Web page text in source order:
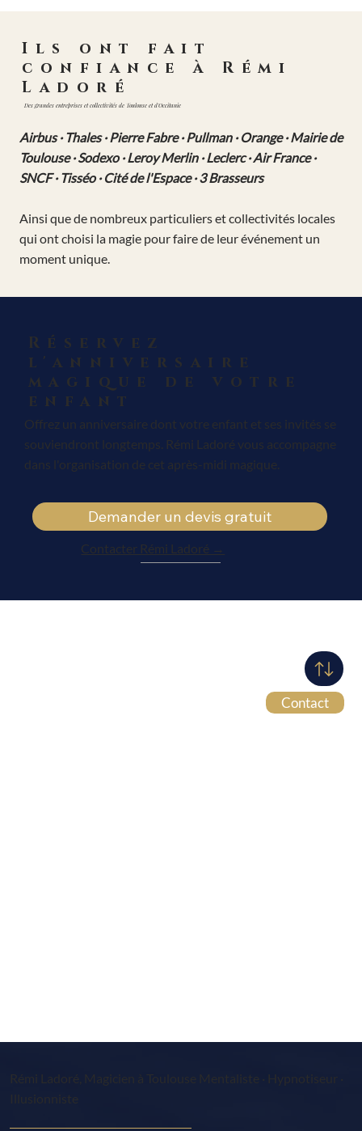
Ils ont fait
confiance à Rémi
Ladoré
Des grandes entreprises et collectivités de Toulouse et d'Occitanie
Airbus · Thales · Pierre Fabre · Pullman · Orange · Mairie de
Toulouse · Sodexo · Leroy Merlin · Leclerc · Air France ·
SNCF · Tisséo · Cité de l'Espace · 3 Brasseurs
Ainsi que de nombreux particuliers et collectivités locales
qui ont choisi la magie pour faire de leur événement un
moment unique.
Réservez
l'anniversaire
magique de votre
enfant
Offrez un anniversaire dont votre enfant et ses invités se
souviendront longtemps. Rémi Ladoré vous accompagne
dans l'organisation de cet après-midi magique.
Demander un devis gratuit
Contacter Rémi Ladoré →
Contact
Rémi Ladoré, Magicien à Toulouse Mentaliste · Hypnotiseur ·